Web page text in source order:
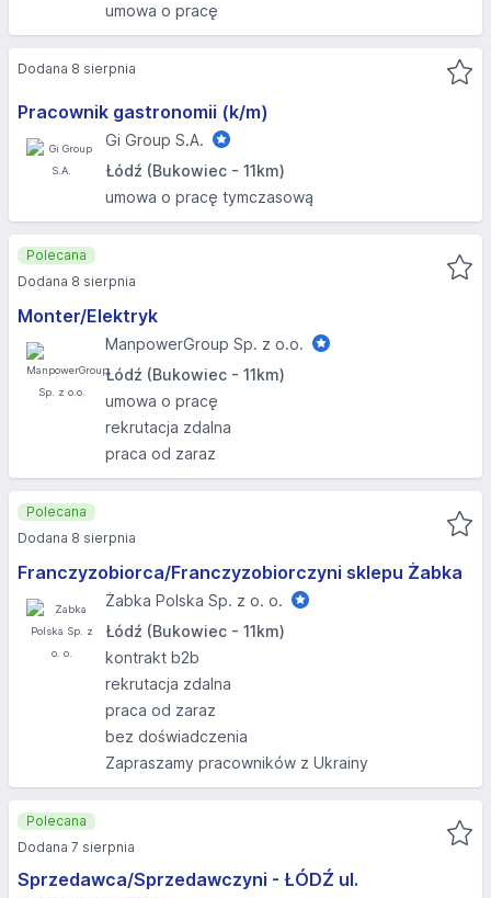
umowa o pracę
Pracownik gastronomii (k/m)
Gi Group S.A.
Łódź (Bukowiec - 11km)
umowa o pracę tymczasową
Dodana 8 sierpnia
Monter/Elektryk
ManpowerGroup Sp. z o.o.
Łódź (Bukowiec - 11km)
umowa o pracę
rekrutacja zdalna
praca od zaraz
Polecana
Dodana 8 sierpnia
Franczyzobiorca/Franczyzobiorczyni sklepu Żabka
Żabka Polska Sp. z o. o.
Łódź (Bukowiec - 11km)
kontrakt b2b
rekrutacja zdalna
praca od zaraz
bez doświadczenia
Zapraszamy pracowników z Ukrainy
Polecana
Dodana 8 sierpnia
Sprzedawca/Sprzedawczyni - ŁÓDŹ ul.
Polecana
Dodana 7 sierpnia